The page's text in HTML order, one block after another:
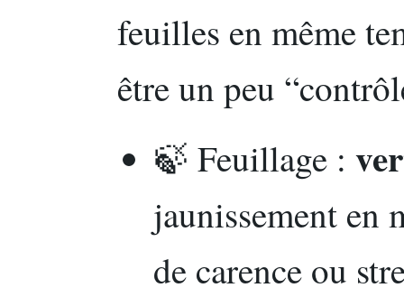
feuilles en même
être un peu
🍃 Feuillage :
jaunissement en
de carence ou